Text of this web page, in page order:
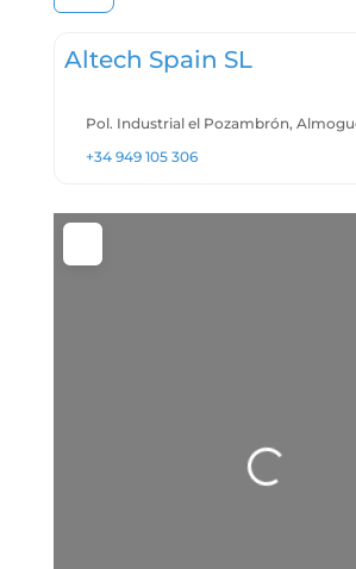
Altech Spain SL
Pol. Industrial el Pozambrón,
+34 949 105 306
Cargando…